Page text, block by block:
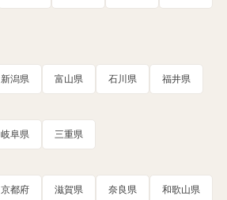
新潟県 富山県 石川県 福井県
岐阜県 三重県
京都府 滋賀県 奈良県 和歌山県